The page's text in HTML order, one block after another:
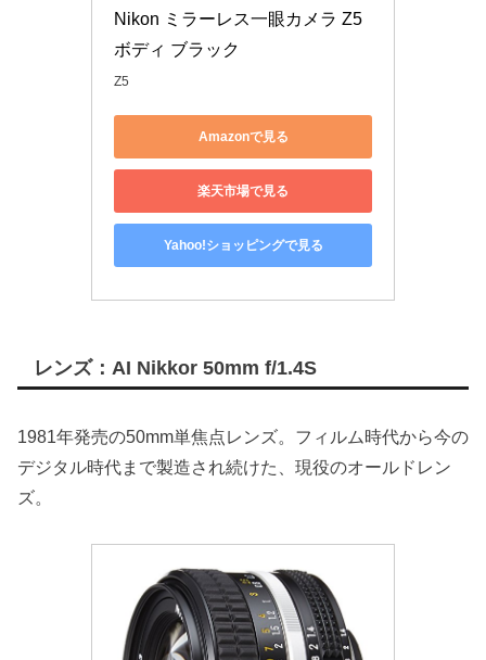
Nikon ミラーレス一眼カメラ Z5
ボディ ブラック
Z5
Amazonで見る
楽天市場で見る
Yahoo!ショッピングで見る
レンズ：AI Nikkor 50mm f/1.4S
1981年発売の50mm単焦点レンズ。フィルム時代から今の
デジタル時代まで製造され続けた、現役のオールドレン
ズ。